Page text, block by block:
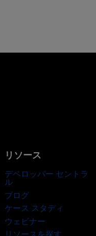
リソース
デベロッパー セントラ
ル
ブログ
ケース スタディ
ウェビナー